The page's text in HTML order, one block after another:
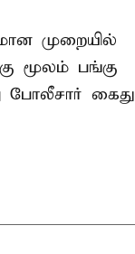
முறையில்
மூலம் பங்கு
போலீசார் கைது